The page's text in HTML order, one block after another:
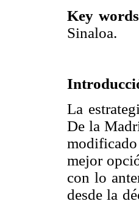
Key
Sinaloa.
La
De la
modificado
mejor
con lo
desde la